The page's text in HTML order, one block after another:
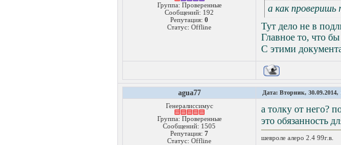
Группа: Проверенные
Сообщений: 192
Репутация: 0
Статус: Offline
а как
Тут дело не в
Главное то, что
С этими
agua77 Дата: Вторник, 30.09.2014,
Генералиссимус
Группа: Проверенные
Сообщений: 1505
Репутация: 7
Статус: Offline
а толку от него?
это обязанность
шевроле алеро 2.4 99г.в.